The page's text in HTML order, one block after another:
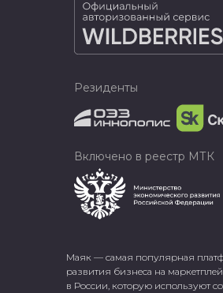
Маяк — самая популярная
развития бизнеса на
в России, которую используют
Резиденты
Включено в реестр МТК